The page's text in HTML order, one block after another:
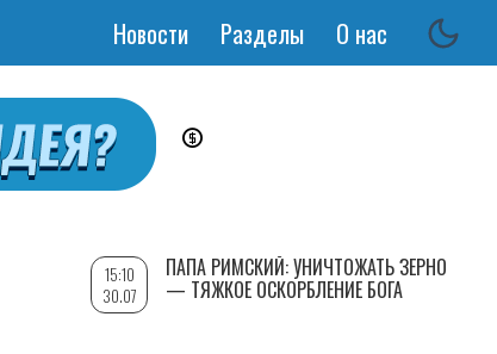
Основная
Новости Разделы О нас
15:10
30.07
ПАПА РИМСКИЙ: УНИЧТОЖАТЬ ЗЕРНО
— ТЯЖКОЕ ОСКОРБЛЕНИЕ БОГА